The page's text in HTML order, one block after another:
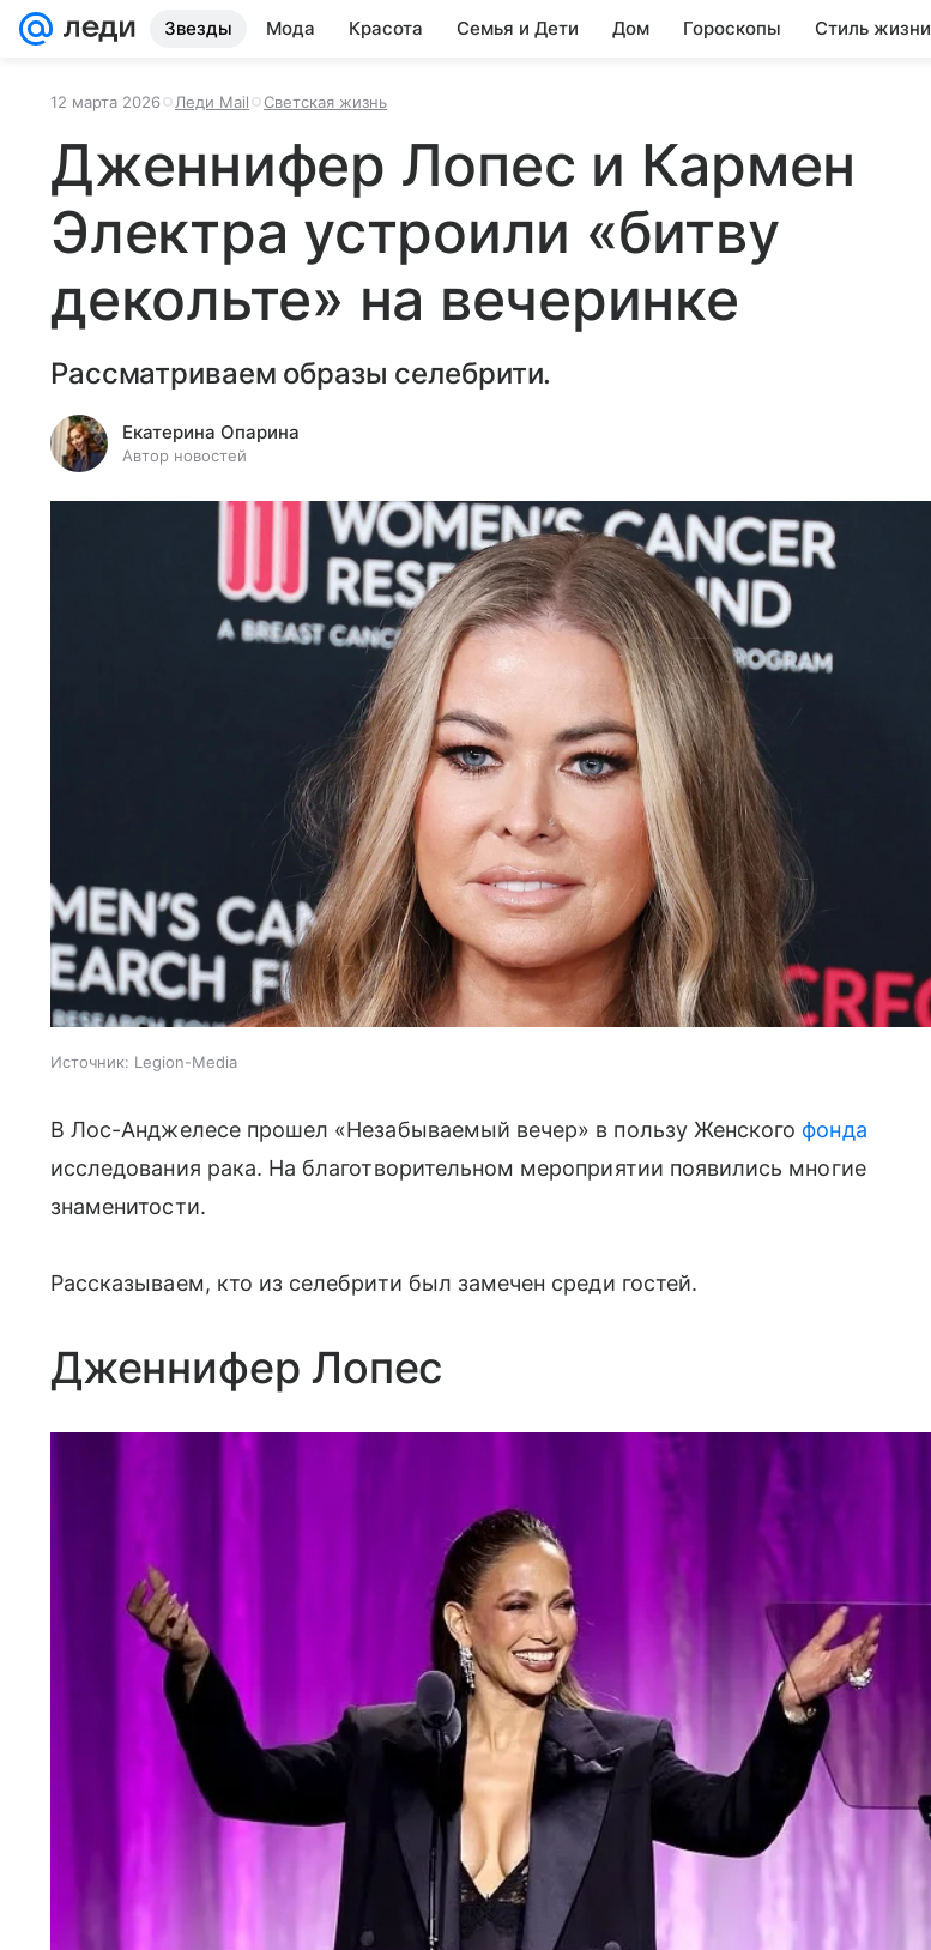
Звезды Мода Красота Семья и Дети Дом Гороскопы Стиль жизни
12 марта 2026 Леди Mail Светская жизнь
Дженнифер Лопес и Кармен
Электра устроили «битву
декольте» на вечеринке
Рассматриваем образы селебрити.
Екатерина Опарина
Автор новостей
Источник: Legion-Media
В Лос-Анджелесе прошел «Незабываемый вечер» в пользу Женского фонда
исследования рака. На благотворительном мероприятии появились многие
знаменитости.
Рассказываем, кто из селебрити был замечен среди гостей.
Дженнифер Лопес